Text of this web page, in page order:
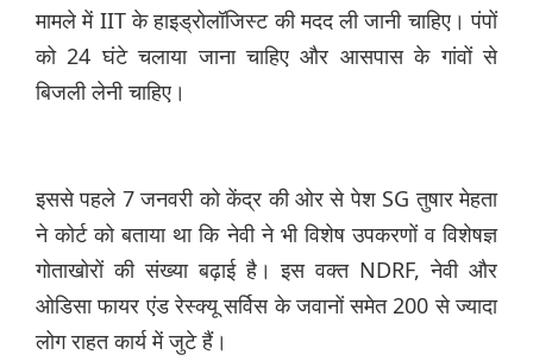
मामले में IIT के हाइड्रोलॉजिस्ट की मदद ली जानी चाहिए। पंपों
को 24 घंटे चलाया जाना चाहिए और आसपास के गांवों से
बिजली लेनी चाहिए।
इससे पहले 7 जनवरी को केंद्र की ओर से पेश SG तुषार मेहता
ने कोर्ट को बताया था कि नेवी ने भी विशेष उपकरणों व विशेषज्ञ
गोताखोरों की संख्या बढ़ाई है। इस वक्त NDRF, नेवी और
ओडिसा फायर एंड रेस्क्यू सर्विस के जवानों समेत 200 से ज्यादा
लोग राहत कार्य में जुटे हैं।